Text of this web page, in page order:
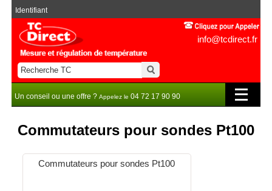
info@tcdirect.fr
Identifiant
Un conseil ou une offre ? Appelez le 04 72 17 90 90
Commutateurs pour sondes Pt100
Commutateurs pour sondes Pt100